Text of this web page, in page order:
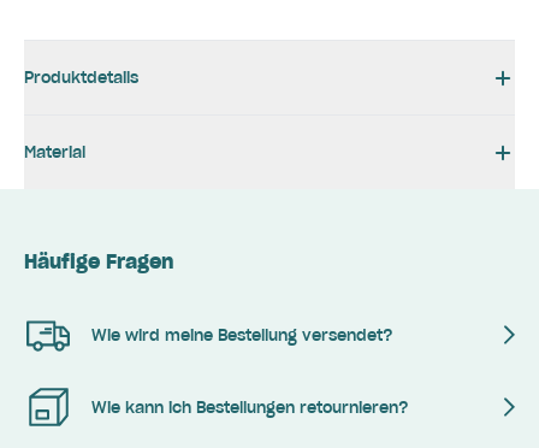
Produktdetails
Material
Häufige Fragen
Wie wird meine Bestellung versendet?
Wie kann ich Bestellungen retournieren?